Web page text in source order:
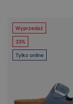
Wyprzedaż
33%
Tylko online